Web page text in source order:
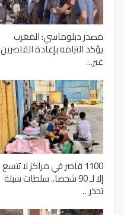
مصدر دبلوماسي: المغرب
يؤكد التزامه بإعادة القاصرين
غير…
1100 قاصر في مراكز لا تتسع
إلا لـ 90 شخصا.. سلطات سبتة
تحذر…